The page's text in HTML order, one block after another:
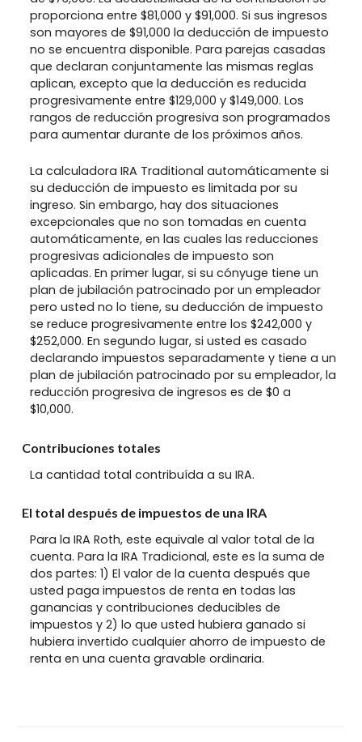
proporciona entre $81,000 y $91,000. Si sus ingresos
son mayores de $91,000 la deducción de impuesto
no se encuentra disponible. Para parejas casadas
que declaran conjuntamente las mismas reglas
aplican, excepto que la deducción es reducida
progresivamente entre $129,000 y $149,000. Los
rangos de reducción progresiva son programados
para aumentar durante de los próximos años.
La calculadora IRA Traditional automáticamente si
su deducción de impuesto es limitada por su
ingreso. Sin embargo, hay dos situaciones
excepcionales que no son tomadas en cuenta
automáticamente, en las cuales las reducciones
progresivas adicionales de impuesto son
aplicadas. En primer lugar, si su cónyuge tiene un
plan de jubilación patrocinado por un empleador
pero usted no lo tiene, su deducción de impuesto
se reduce progresivamente entre los $242,000 y
$252,000. En segundo lugar, si usted es casado
declarando impuestos separadamente y tiene a un
plan de jubilación patrocinado por su empleador, la
reducción progresiva de ingresos es de $0 a
$10,000.
Contribuciones totales
La cantidad total contribuída a su IRA.
El total después de impuestos de una IRA
Para la IRA Roth, este equivale al valor total de la
cuenta. Para la IRA Tradicional, este es la suma de
dos partes: 1) El valor de la cuenta después que
usted paga impuestos de renta en todas las
ganancias y contribuciones deducibles de
impuestos y 2) lo que usted hubiera ganado si
hubiera invertido cualquier ahorro de impuesto de
renta en una cuenta gravable ordinaria.